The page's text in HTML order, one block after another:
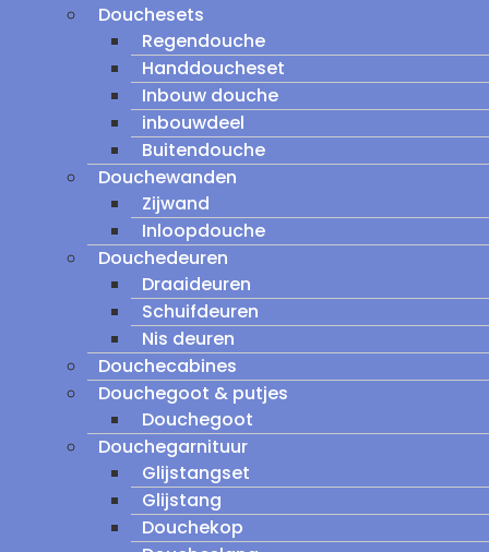
Douchesets
Regendouche
Handdoucheset
Inbouw douche
inbouwdeel
Buitendouche
Douchewanden
Zijwand
Inloopdouche
Douchedeuren
Draaideuren
Schuifdeuren
Nis deuren
Douchecabines
Douchegoot & putjes
Douchegoot
Douchegarnituur
Glijstangset
Glijstang
Douchekop